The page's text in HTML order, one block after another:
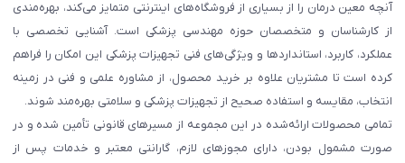
آنچه معین درمان را از بسیاری از فروشگاه‌های اینترنتی متمایز می‌کند، بهره‌مندی
از کارشناسان و متخصصان حوزه مهندسی پزشکی است. آشنایی تخصصی با
عملکرد، کاربرد، استانداردها و ویژگی‌های فنی تجهیزات پزشکی این امکان را فراهم
کرده است تا مشتریان علاوه بر خرید محصول، از مشاوره علمی و فنی در زمینه
انتخاب، مقایسه و استفاده صحیح از تجهیزات پزشکی و سلامتی بهره‌مند شوند.
تمامی محصولات ارائه‌شده در این مجموعه از مسیرهای قانونی تأمین شده و در
صورت مشمول بودن، دارای مجوزهای لازم، گارانتی معتبر و خدمات پس از